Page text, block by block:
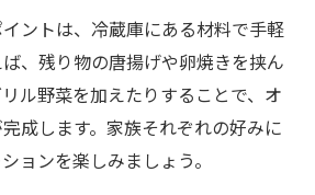
ントは、冷蔵庫にある材料で手軽
、残り物の唐揚げや卵焼きを挟ん
ル野菜を加えたりすることで、オ
成します。家族それぞれの好みに
ョンを楽しみましょう。